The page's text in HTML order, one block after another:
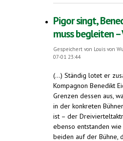
Pigor singt,
muss begleiten –
Gespeichert von Louis von
07-01 23:44
(...) Ständig ­lotet er
Kompagnon Bene­dikt
Grenzen dessen aus,
in der konkreten
ist – der
ebenso entstanden
beiden auf der Bühne,